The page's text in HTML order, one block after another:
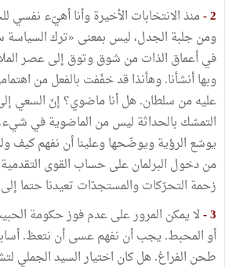
2 - منذ الانتخابات الأخيرة وأنا أهيّء نفسي
ومن جلبة الجدل، ليس بمعنى «ترك السياسة
في أعماق الذات من شوق وتوق إلى عصر
وبها أنشأنا. وهأنذا قد خفّفت بالفعل من
عليه من سلطان. هل أنا ماضوي؟ إنّ السعي
التمسّك بالحداثة ليس من الماضوية في شيء.
يوسّع الرؤية ويوضّحها وعلينا أن نفهم كيف
من دخول البرلمان على حساب القوى التقدمية.
زحمة التحرّكات والمستجدّات تعيدنا حتما
3 - لا يمكن المرور على عدم فوز حكومة
أو المحبط. يجب أن نفهم عسى أن نتعظ.
طحن الفراغ. هل كان اختيار السيد الجملي